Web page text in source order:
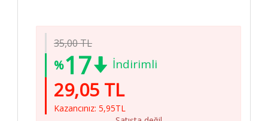
35,00 TL
%17 İndirimli
29,05 TL
Kazancınız: 5,95TL
İletişim
Elit Kitap
Sosyal
Medya
/ elitkitap